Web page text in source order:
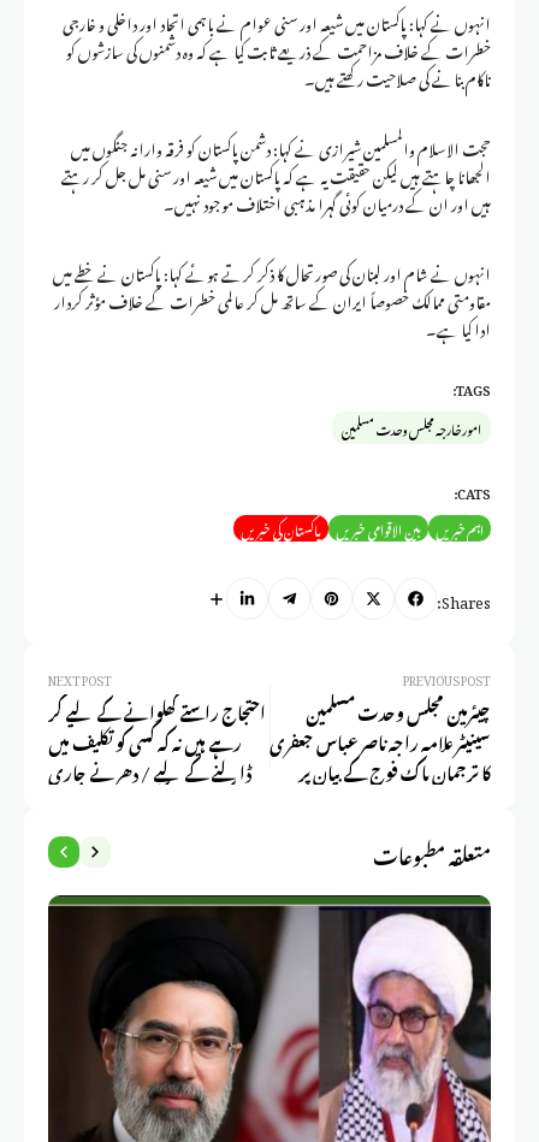
انہوں نے کہا: پاکستان میں شیعہ اور سنی عوام نے باہمی اتحاد اور داخلی و خارجی
خطرات کے خلاف مزاحمت کے ذریعے ثابت کیا ہے کہ وہ دشمنوں کی سازشوں کو
ناکام بنانے کی صلاحیت رکھتے ہیں۔
حجت الاسلام والمسلمین شیرازی نے کہا: دشمن پاکستان کو فرقہ وارانہ جنگوں میں
الجھانا چاہتے ہیں لیکن حقیقت یہ ہے کہ پاکستان میں شیعہ اور سنی مل جل کر رہتے
ہیں اور ان کے درمیان کوئی گہرا مذہبی اختلاف موجود نہیں۔
انہوں نے شام اور لبنان کی صورتحال کا ذکر کرتے ہوئے کہا: پاکستان نے خطے میں
مقاومتی ممالک خصوصاً ایران کے ساتھ مل کر عالمی خطرات کے خلاف مؤثر کردار
ادا کیا ہے۔
TAGS:
امور خارجہ مجلس وحدت مسلمین
CATS:
اہم خبریں بین الاقوامی خبریں پاکستان کی خبریں
Shares:
PREVIOUS POST
چیئرمین مجلس وحدت مسلمین
سینیٹر علامہ راجہ ناصر عباس جعفری
کا ترجمان پاک فوج کے بیان پر
NEXT POST
احتجاج راستے کھلوانے کے لیے کر
رہے ہیں نہ کہ کسی کو تکلیف میں
ڈالنے کے لیے / دھرنے جاری
علامہ راجہ ناصر عباس جعفری متعلقہ مطبوعات